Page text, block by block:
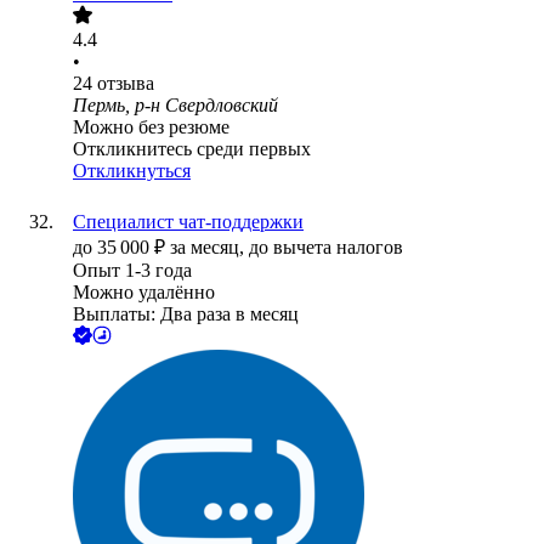
4.4
•
24 отзыва
Пермь, р-н Свердловский
Можно без резюме
Откликнитесь среди первых
Откликнуться
Специалист чат-поддержки
до 35 000 ₽ за месяц, до вычета налогов
Опыт 1-3 года
Можно удалённо
Выплаты: Два раза в месяц